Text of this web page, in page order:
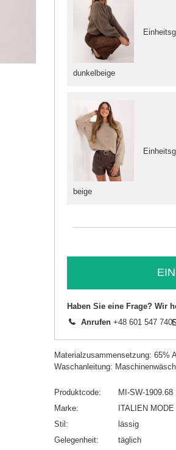
dunkelbeige
beige
Haben Sie eine Frage? Wir
Anrufen +48 601 547 740
Materialzusammensetzung: 65%
Waschanleitung:
Produktcode
MI-SW-1909.68
Marke
ITALIEN MODE
Stil
lässig
Gelegenheit
täglich